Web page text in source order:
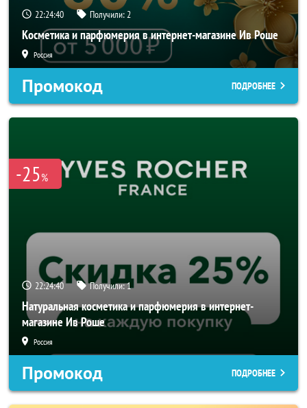
22:24:40 Получили:2
Косметика и парфюмерия в интернет-магазине Ив Роше
Россия
Промокод ПОДРОБНЕЕ
-25%
22:24:40 Получили:1
Натуральная косметика и парфюмерия в интернет-
магазине Ив Роше
Россия
Промокод ПОДРОБНЕЕ